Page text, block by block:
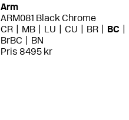
Arm
ARM081 Black Chrome
CR
MB LU CU BR BC
BrBC
BN
Pris 8495 kr